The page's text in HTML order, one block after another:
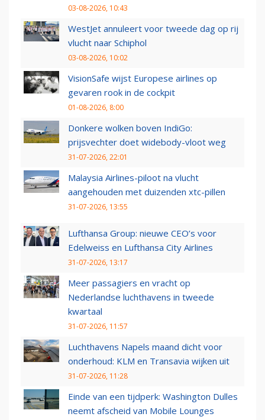
03-08-2026, 10:43
WestJet annuleert voor tweede dag op rij
vlucht naar Schiphol
03-08-2026, 10:02
VisionSafe wijst Europese airlines op
gevaren rook in de cockpit
01-08-2026, 8:00
Donkere wolken boven IndiGo:
prijsvechter doet widebody-vloot weg
31-07-2026, 22:01
Malaysia Airlines-piloot na vlucht
aangehouden met duizenden xtc-pillen
31-07-2026, 13:55
Lufthansa Group: nieuwe CEO’s voor
Edelweiss en Lufthansa City Airlines
31-07-2026, 13:17
Meer passagiers en vracht op
Nederlandse luchthavens in tweede
kwartaal
31-07-2026, 11:57
Luchthavens Napels maand dicht voor
onderhoud: KLM en Transavia wijken uit
31-07-2026, 11:28
Einde van een tijdperk: Washington Dulles
neemt afscheid van Mobile Lounges